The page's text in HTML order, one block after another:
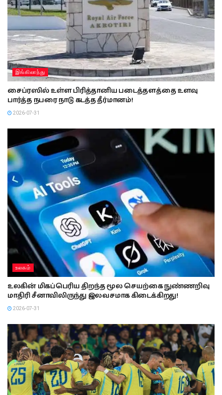
இங்கிலாந்து
சைப்ரஸில் உள்ள பிரித்தானிய படைத்தளத்தை உளவு
பார்த்த நபரை நாடு கடத்த தீர்மானம்!
2026-07-31
உலகம்
உலகின் மிகப்பெரிய திறந்த மூல செயற்கை நுண்ணறிவு
மாதிரி சீனாவிலிருந்து இலவசமாக கிடைக்கிறது!
2026-07-31